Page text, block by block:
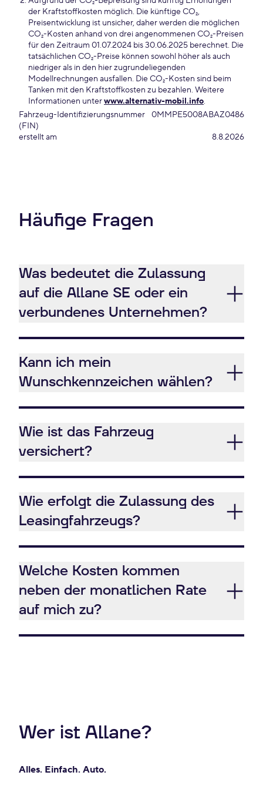
der Kraftstoffkosten möglich. Die künftige CO₂,
Preisentwicklung ist unsicher, daher werden die möglichen
CO₂-Kosten anhand von drei angenommenen CO₂-Preisen
für den Zeitraum 01.07.2024 bis 30.06.2025 berechnet. Die
tatsächlichen CO₂-Preise können sowohl höher als auch
niedriger als in den hier zugrundeliegenden
Modellrechnungen ausfallen. Die CO₂-Kosten sind beim
Tanken mit den Kraftstoffkosten zu bezahlen. Weitere
Informationen unterwww.alternativ-mobil.info.
Fahrzeug-Identifizierungsnummer
(FIN)
0MMPE5008ABAZ0486
erstellt am 8.8.2026
Häufige Fragen
Was bedeutet die Zulassung
auf die Allane SE oder ein
verbundenes Unternehmen?
Kann ich mein
Wunschkennzeichen wählen?
Wie ist das Fahrzeug
versichert?
Wie erfolgt die Zulassung des
Leasingfahrzeugs?
Welche Kosten kommen
neben der monatlichen Rate
auf mich zu?
Wer ist Allane?
Alles. Einfach. Auto.